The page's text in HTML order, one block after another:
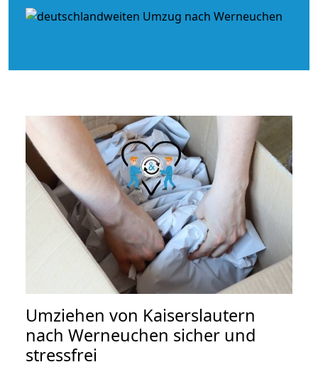
Umziehen von Kaiserslautern
nach Werneuchen sicher und
stressfrei